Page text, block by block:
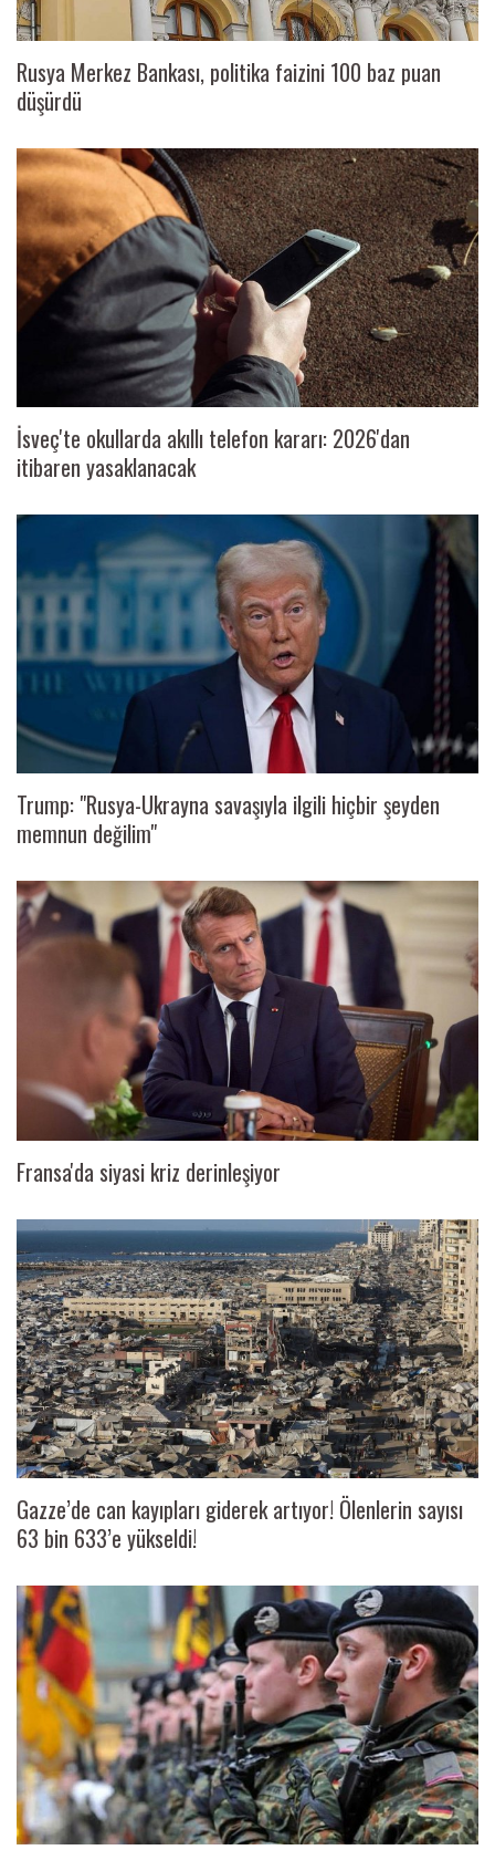
Rusya Merkez Bankası, politika faizini 100 baz puan
düşürdü
İsveç'te okullarda akıllı telefon kararı: 2026'dan
itibaren yasaklanacak
Trump: "Rusya-Ukrayna savaşıyla ilgili hiçbir şeyden
memnun değilim"
Fransa'da siyasi kriz derinleşiyor
Gazze’de can kayıpları giderek artıyor! Ölenlerin sayısı
63 bin 633’e yükseldi!